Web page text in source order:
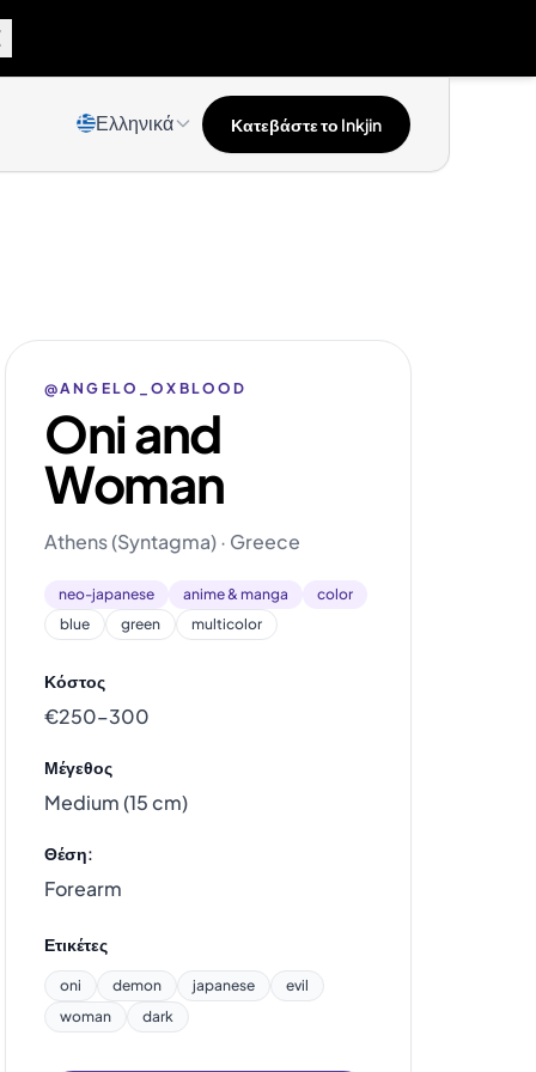
Ελληνικά Κατεβάστε το Inkjin
@ANGELO_OXBLOOD
Oni and
Woman
Athens (Syntagma) · Greece
neo-japanese anime & manga
color
blue
green multicolor
Κόστος
€250–300
Μέγεθος
Medium (15 cm)
Θέση:
Forearm
Ετικέτες
oni demon japanese
evil
woman
dark